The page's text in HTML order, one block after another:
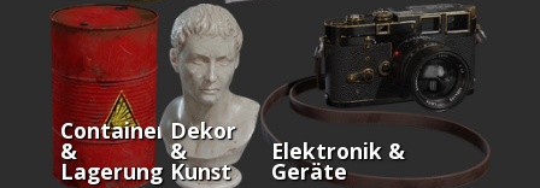
Container
&
Lagerung
Dekor
&
Kunst
Elektronik &
Geräte